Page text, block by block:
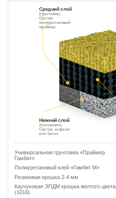
Нижний слой
(основание).
Состав: асфальт
или бетон
Средний слой
(грунтовка).
Состав:
полиуретановый
праймер.
Универсальная грунтовка «Праймер
Гамбит»
Полиуретановый клей «Гамбит М»
Резиновая крошка 2-4 мм
Каучуковая ЭПДМ крошка желтого цвета
(1016)